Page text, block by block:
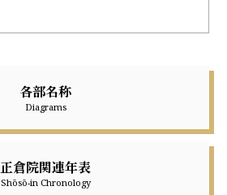
各部名称
Diagrams
正倉院関連年表
Shōsō-in Chronology